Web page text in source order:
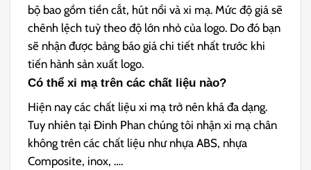
bộ bao gồm tiền cắt, hút nổi và xi mạ. Mức độ giá sẽ
chênh lệch tuỳ theo độ lớn nhỏ của logo. Do đó bạn
sẽ nhận được bảng báo giá chi tiết nhất trước khi
tiến hành sản xuất logo.
Có thể xi mạ trên các chất liệu nào?
Hiện nay các chất liệu xi mạ trở nên khá đa dạng.
Tuy nhiên tại Đinh Phan chúng tôi nhận xi mạ chân
không trên các chất liệu như nhựa ABS, nhựa
Composite, inox, ….